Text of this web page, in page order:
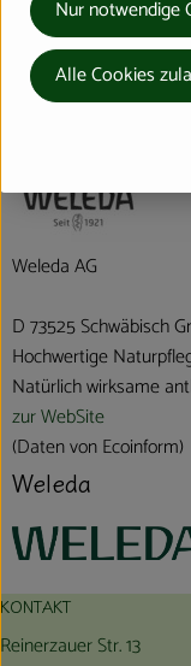
Herkunft
Hersteller:
Weleda AG
D 73525 Schwäbisch
Hochwertige
Natürlich wirksame
zur WebSite
(Daten von Ecoinform)
Weleda
KONTAKT
Reinerzauer Str. 13
Nur notwendige
Alle Cookies